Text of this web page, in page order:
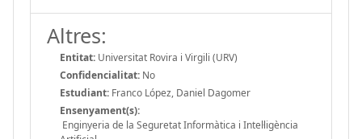
Altres:
Entitat: Universitat Rovira i Virgili (URV)
Confidencialitat: No
Estudiant: Franco López, Daniel Dagomer
Ensenyament(s):
Enginyeria de la Seguretat Informàtica i Intel·ligència